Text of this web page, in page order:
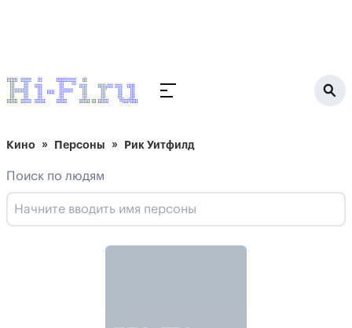
Кино Персоны Рик Уитфилд
Поиск по людям